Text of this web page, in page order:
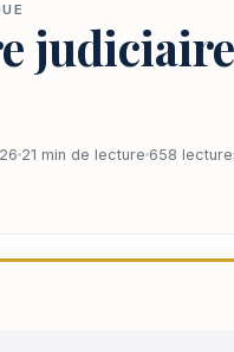
21 min de lecture 658